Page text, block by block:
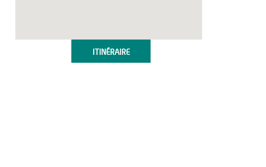
ITINÉRAIRE